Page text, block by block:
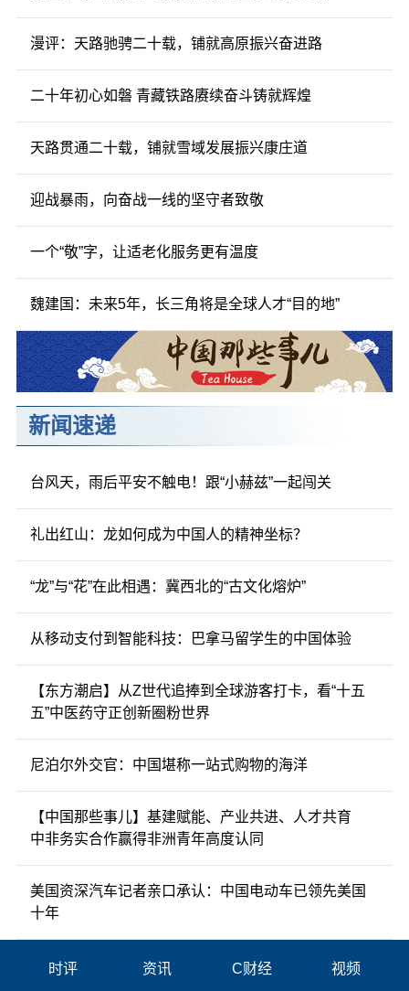
漫评：天路驰骋二十载，铺就高原振兴奋进路
二十年初心如磐 青藏铁路赓续奋斗铸就辉煌
天路贯通二十载，铺就雪域发展振兴康庄道
迎战暴雨，向奋战一线的坚守者致敬
一个“敬”字，让适老化服务更有温度
魏建国：未来5年，长三角将是全球人才“目的地”
新闻速递
台风天，雨后平安不触电！跟“小赫兹”一起闯关
礼出红山：龙如何成为中国人的精神坐标？
“龙”与“花”在此相遇：冀西北的“古文化熔炉”
从移动支付到智能科技：巴拿马留学生的中国体验
【东方潮启】从Z世代追捧到全球游客打卡，看“十五
五”中医药守正创新圈粉世界
尼泊尔外交官：中国堪称一站式购物的海洋
【中国那些事儿】基建赋能、产业共进、人才共育
中非务实合作赢得非洲青年高度认同
美国资深汽车记者亲口承认：中国电动车已领先美国
十年
时评 资讯 C财经 视频